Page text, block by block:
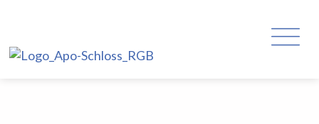
springen